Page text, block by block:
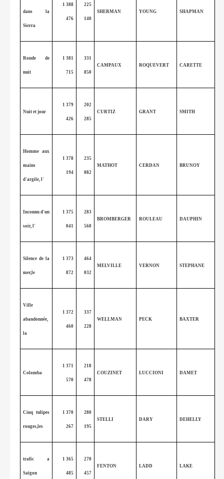
dans la
Sierra
1 388
476
225
140
SHERMAN YOUNG SHAPMAN
Ronde de
nuit
1 381
715
331
850
CAMPAUX ROQUEVERT CARETTE
Nuit et jour
1 379
426
202
285
CURTIZ GRANT SMITH
Homme aux
mains
d'argile, l'
1 378
194
235
082
MATHOT CERDAN BRUNOY
Inconnu d'un
soir, l'
1 375
041
283
560
BROMBERGER ROULEAU DAUPHIN
Silence de la
mer,le
1 373
872
464
032
MELVILLE VERNON STEPHANE
Ville
abandonnée,
la
1 372
460
337
228
WELLMAN PECK BAXTER
Colomba
1 371
570
218
478
COUZINET LUCCIONI DAMET
Cinq tulipes
rouges,les
1 370
267
280
195
STELLI DARY DEHELLY
trafic a
Saïgon
1 365
485
270
457
FENTON LADD LAKE